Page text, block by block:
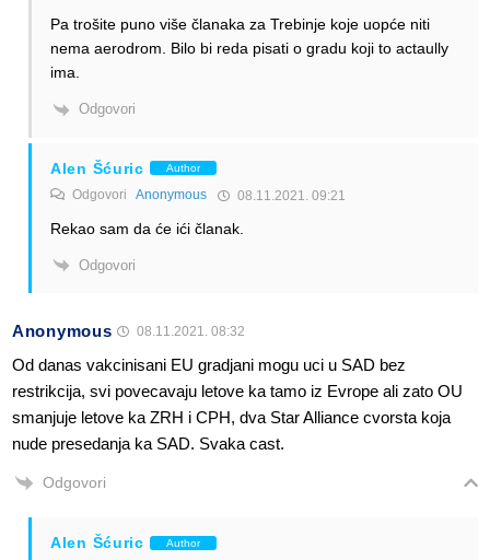
Pa trošite puno više članaka za Trebinje koje uopće niti
nema aerodrom. Bilo bi reda pisati o gradu koji to actaully
ima.
Odgovori
Alen Šćuric Author
Odgovori Anonymous 08.11.2021. 09:21
Rekao sam da će ići članak.
Odgovori
Anonymous 08.11.2021. 08:32
Od danas vakcinisani EU gradjani mogu uci u SAD bez
restrikcija, svi povecavaju letove ka tamo iz Evrope ali zato OU
smanjuje letove ka ZRH i CPH, dva Star Alliance cvorsta koja
nude presedanja ka SAD. Svaka cast.
Odgovori
Alen Šćuric Author